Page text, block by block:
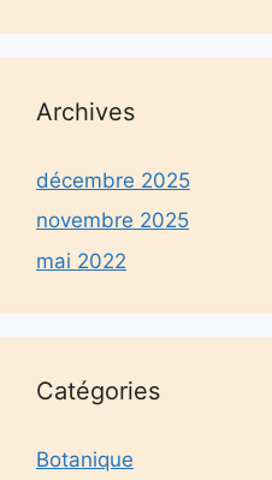
Archives
décembre 2025
novembre 2025
mai 2022
Catégories
Botanique